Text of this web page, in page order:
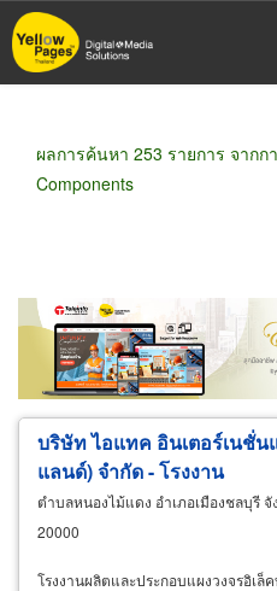
ข้าม
ไป
ผลการค้นหา 253 รายการ จาก
Components
ขายส่ง ขายปลีก
ผู้ส่งออก/นำเข้า
ธุรกิจ
บริษัท ไอแทค อินเตอร์เนชั่น
แลนด์) จำกัด - โรงงาน
ตำบลหนองไม้แดง อำเภอเมืองชลบุรี
20000
โรงงานผลิตและประกอบแผงวงจรอิเล็